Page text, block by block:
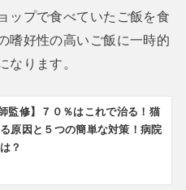
ップで食べていたご飯を食
嗜好性の高いご飯に一時的
なります。
師監修】７０％はこれで治る！猫
原因と５つの簡単な対策！病院
？